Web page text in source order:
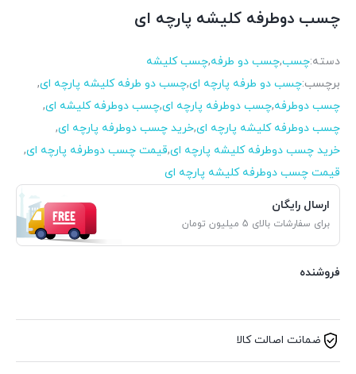
چسب دوطرفه کلیشه پارچه ای
دسته:چسب,چسب دو طرفه,چسب کلیشه
برچسب:چسب دو طرفه پارچه ای,چسب دو طرفه کلیشه پارچه ای,
چسب دوطرفه,چسب دوطرفه پارچه ای,چسب دوطرفه کلیشه ای,
چسب دوطرفه کلیشه پارچه ای,خرید چسب دوطرفه پارچه ای,
خرید چسب دوطرفه کلیشه پارچه ای,قیمت چسب دوطرفه پارچه ای,
قیمت چسب دوطرفه کلیشه پارچه ای
ارسال رایگان
برای سفارشات بالای 5 میلیون تومان
فروشنده
ضمانت اصالت کالا